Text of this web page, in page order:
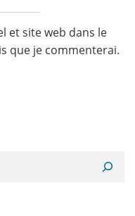
et site web dans le
que je commenterai.